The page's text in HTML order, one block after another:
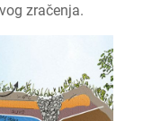
zračenja.